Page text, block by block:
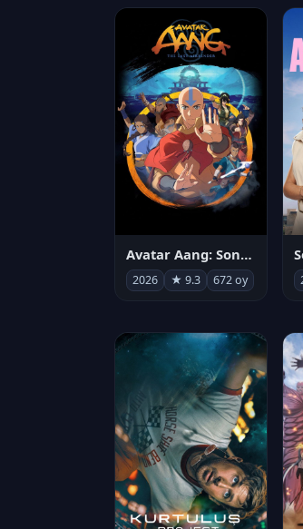
Avatar Aang: Son Havabükücü
2026 ★ 9.3 672 oy